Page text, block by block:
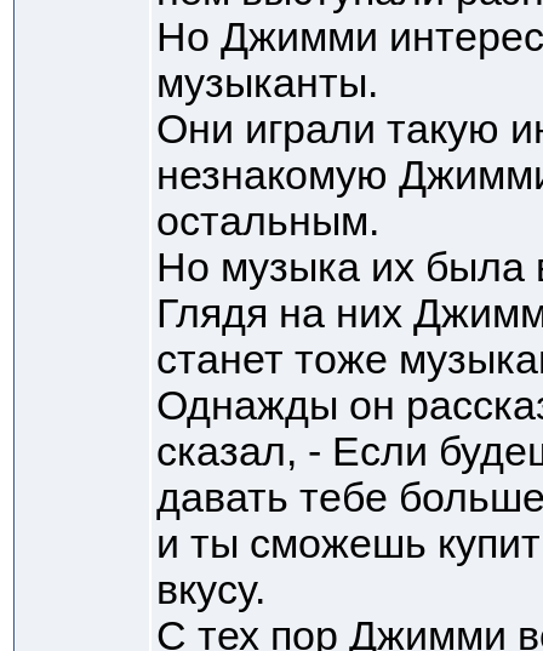
Но Джимми
музыканты.
Они играли такую
незнакомую
остальным.
Но музыка их была
Глядя на них
станет тоже
Однажды он
сказал, - Если
давать тебе
и ты сможешь
вкусу.
С тех пор Джимми